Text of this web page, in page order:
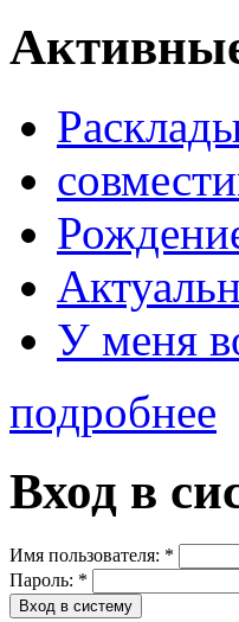
У меня
подробнее
Вход в
Имя пользователя: *
Пароль: *